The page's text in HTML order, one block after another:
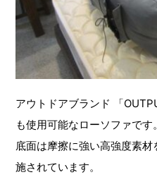
アウトドアブランド 「
も使用可能なローソファです。
底面は摩擦に強い高強度素
施されています。